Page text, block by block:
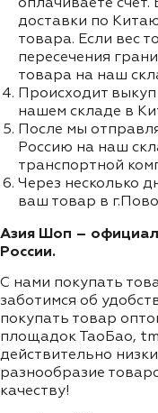
оплачиваете счёт.
доставки по
товара. Если вес
пересечения
товара на наш
Происходит
нашем складе в
После мы
Россию на наш
транспортной
Через несколько
ваш товар в
Азия Шоп –
России.
С нами покупать
заботимся об
покупать товар
площадок ТаоБао,
действительно
разнообразие
качеству!